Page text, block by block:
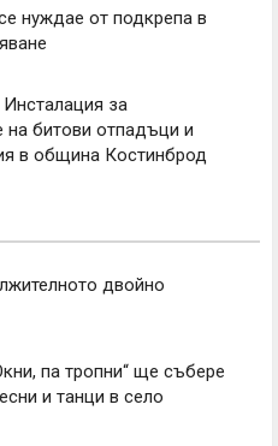
нуждае от подкрепа в
за
на битови отпадъци и
в община Костинброд
двойно
па тропни“ ще събере
и танци в село